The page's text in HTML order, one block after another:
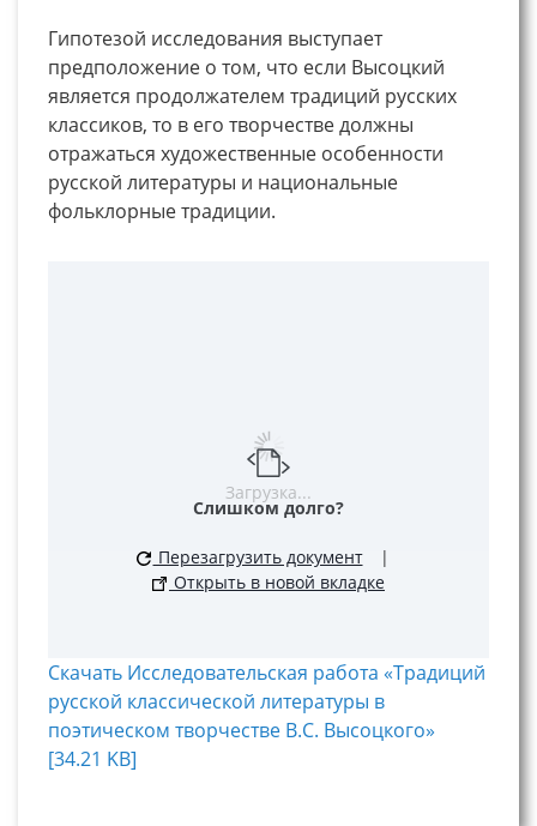
Гипотезой исследования выступает
предположение о том, что если Высоцкий
является продолжателем традиций русских
классиков, то в его творчестве должны
отражаться художественные особенности
русской литературы и национальные
фольклорные традиции.
Загрузка...
Слишком долго?
Перезагрузить документ
|
Открыть в новой вкладке
Скачать Исследовательская работа «Традиций
русской классической литературы в
поэтическом творчестве В.С. Высоцкого»
[34.21 KB]